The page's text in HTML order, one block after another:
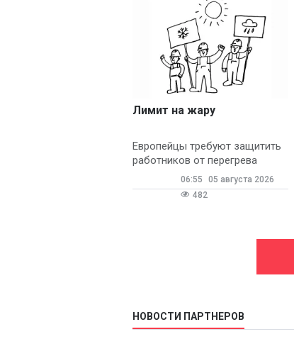
Лимит на жару
Европейцы требуют защитить
работников от перегрева
06:55
05 августа 2026
482
НОВОСТИ ПАРТНЕРОВ